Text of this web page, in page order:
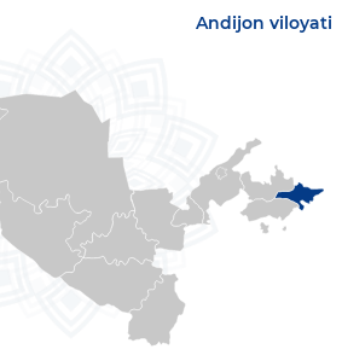
Andijon viloyati